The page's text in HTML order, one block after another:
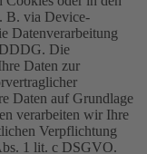
B. via Device-
Datenverarbeitung
Die
Daten zur
Daten auf Grundlage
verarbeiten wir Ihre
Verpflichtung
1 lit. c DSGVO.